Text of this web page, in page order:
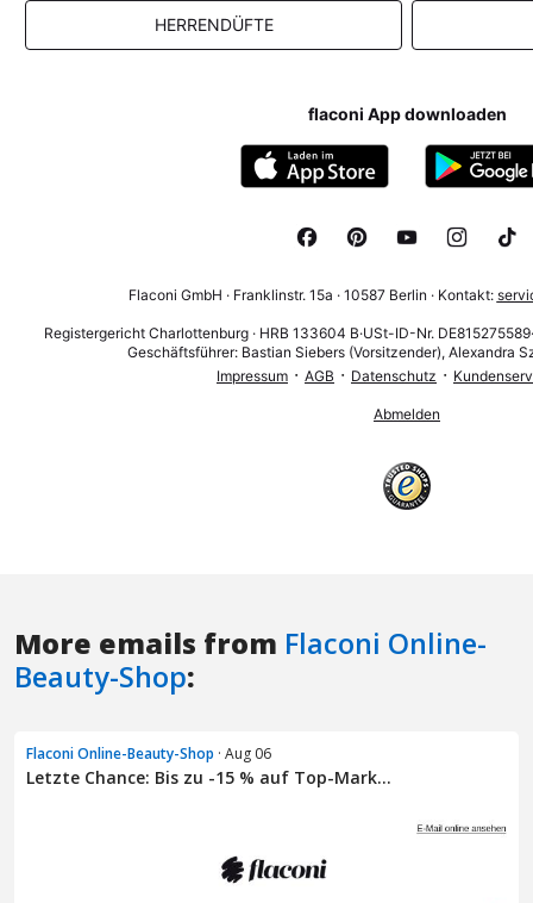
More emails from Flaconi Online-
Beauty-Shop:
Flaconi Online-Beauty-Shop · Aug 06
Letzte Chance: Bis zu -15 % auf Top-Mark...